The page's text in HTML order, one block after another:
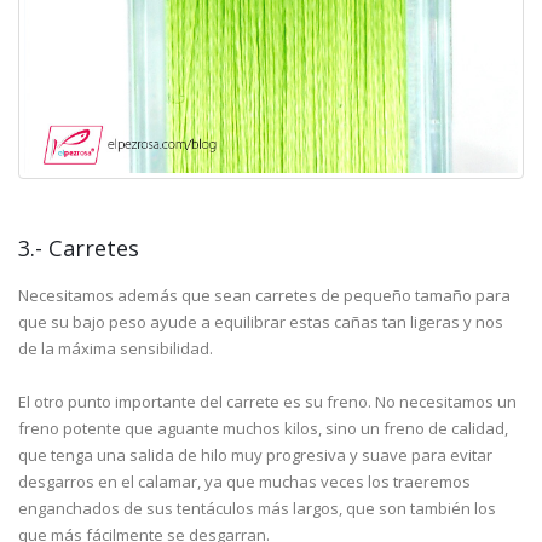
3.- Carretes
Necesitamos además que sean carretes de pequeño tamaño para
que su bajo peso ayude a equilibrar estas cañas tan ligeras y nos
de la máxima sensibilidad.
El otro punto importante del carrete es su freno. No necesitamos un
freno potente que aguante muchos kilos, sino un freno de calidad,
que tenga una salida de hilo muy progresiva y suave para evitar
desgarros en el calamar, ya que muchas veces los traeremos
enganchados de sus tentáculos más largos, que son también los
que más fácilmente se desgarran.